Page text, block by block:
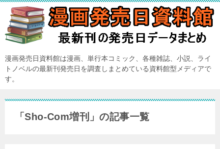
漫画発売日資料館は漫画、単行本コミック、各種雑誌、小説、ライ
トノベルの最新刊発売日を調査しまとめている資料館型メディアで
す。
「Sho-Com増刊」の記事一覧